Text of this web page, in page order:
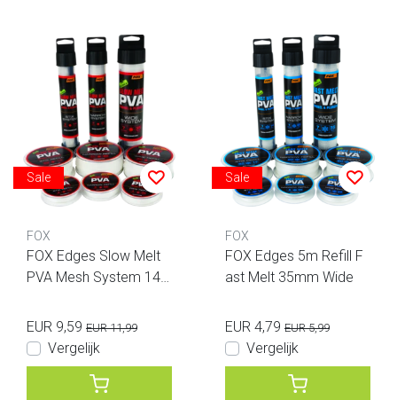
Sale
FOX
FOX Edges Slow Melt
PVA Mesh System 14
EUR 9,59 EUR 11,99
Vergelijk
Sale
FOX
FOX Edges 5m Refill F
ast Melt 35mm Wide
EUR 4,79 EUR 5,99
Vergelijk